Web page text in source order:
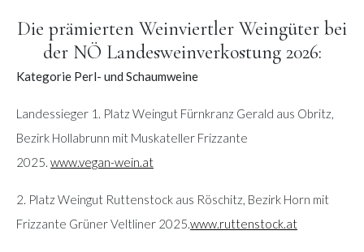
Die prämierten Weinviertler Weingüter bei
der NÖ Landesweinverkostung 2026:
Kategorie Perl- und Schaumweine
Landessieger 1. Platz Weingut Fürnkranz Gerald aus Obritz,
Bezirk Hollabrunn mit Muskateller Frizzante
2025. www.vegan-wein.at
2. Platz Weingut Ruttenstock aus Röschitz, Bezirk Horn mit
Frizzante Grüner Veltliner 2025.www.ruttenstock.at